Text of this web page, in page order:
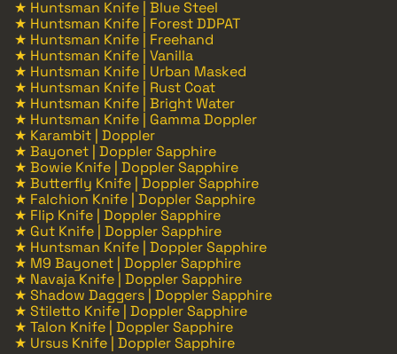
★ Huntsman Knife | Blue Steel
★ Huntsman Knife | Forest DDPAT
★ Huntsman Knife | Freehand
★ Huntsman Knife | Vanilla
★ Huntsman Knife | Urban Masked
★ Huntsman Knife | Rust Coat
★ Huntsman Knife | Bright Water
★ Huntsman Knife | Gamma Doppler
★ Karambit | Doppler
★ Bayonet | Doppler Sapphire
★ Bowie Knife | Doppler Sapphire
★ Butterfly Knife | Doppler Sapphire
★ Falchion Knife | Doppler Sapphire
★ Flip Knife | Doppler Sapphire
★ Gut Knife | Doppler Sapphire
★ Huntsman Knife | Doppler Sapphire
★ M9 Bayonet | Doppler Sapphire
★ Navaja Knife | Doppler Sapphire
★ Shadow Daggers | Doppler Sapphire
★ Stiletto Knife | Doppler Sapphire
★ Talon Knife | Doppler Sapphire
★ Ursus Knife | Doppler Sapphire